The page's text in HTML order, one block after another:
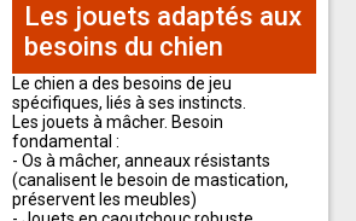
Les jouets adaptés aux
besoins du chien
Le chien a des besoins de jeu
spécifiques, liés à ses instincts.
Les jouets à mâcher. Besoin
fondamental :
- Os à mâcher, anneaux résistants
(canalisent le besoin de mastication,
préservent les meubles)